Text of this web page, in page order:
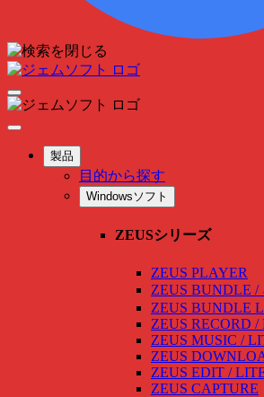
製品
目的から探す
Windowsソフト
ZEUSシリーズ
ZEUS PLAYER
ZEUS BUNDLE /
ZEUS BUNDLE
ZEUS RECORD /
ZEUS MUSIC /
ZEUS
ZEUS EDIT /
ZEUS CAPTURE